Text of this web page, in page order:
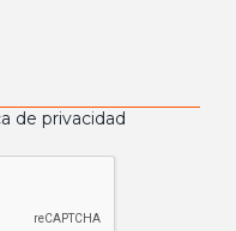
de privacidad